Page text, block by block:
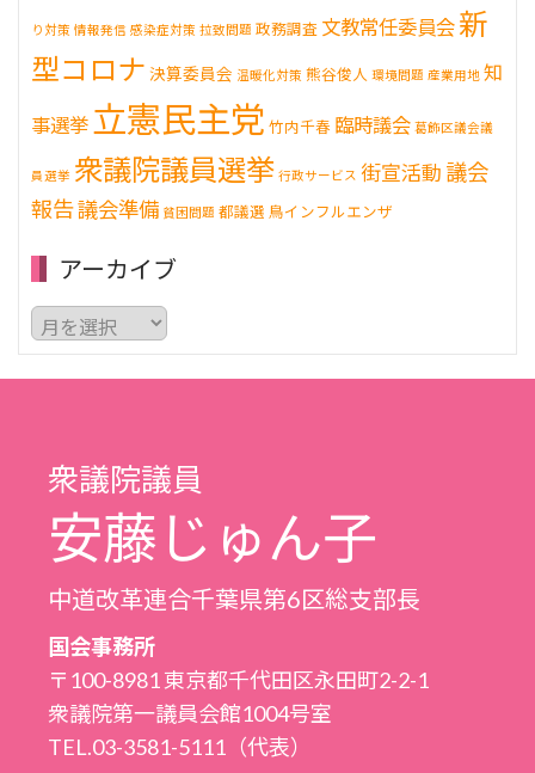
り対策 情報発信 感染症対策 拉致問題 政務調査 文教常任委員会 新
型コロナ 決算委員会 温暖化対策 熊谷俊人 環境問題 産業用地 知
事選挙 立憲民主党 竹内千春 臨時議会 葛飾区議会議
員選挙 衆議院議員選挙 行政サービス 街宣活動 議会
報告議会準備 貧困問題 都議選 鳥インフルエンザ
アーカイブ
ア
ー
カ
イ
衆議院議員
安藤じゅん子
中道改革連合千葉県第6区総支部長
国会事務所
〒100-8981 東京都千代田区永田町2-2-1
衆議院第一議員会館1004号室
TEL.03-3581-5111（代表）